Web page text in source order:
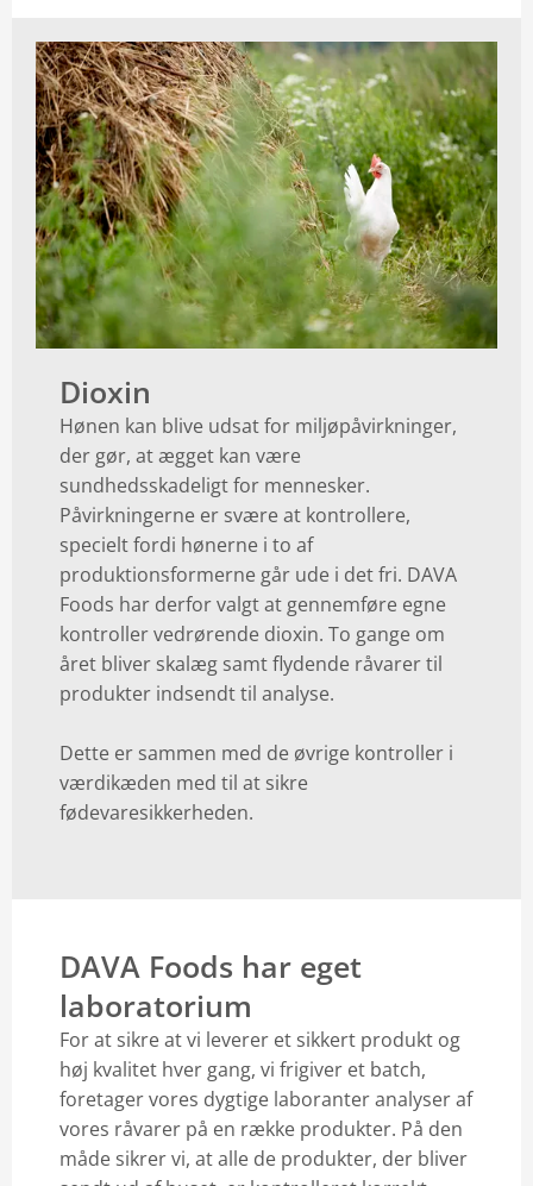
Dioxin
Hønen kan blive udsat for miljøpåvirkninger,
der gør, at ægget kan være
sundhedsskadeligt for mennesker.
Påvirkningerne er svære at kontrollere,
specielt fordi hønerne i to af
produktionsformerne går ude i det fri. DAVA
Foods har derfor valgt at gennemføre egne
kontroller vedrørende dioxin. To gange om
året bliver skalæg samt flydende råvarer til
produkter indsendt til analyse.
Dette er sammen med de øvrige kontroller i
værdikæden med til at sikre
fødevaresikkerheden.
DAVA Foods har eget
laboratorium
For at sikre at vi leverer et sikkert produkt og
høj kvalitet hver gang, vi frigiver et batch,
foretager vores dygtige laboranter analyser af
vores råvarer på en række produkter. På den
måde sikrer vi, at alle de produkter, der bliver